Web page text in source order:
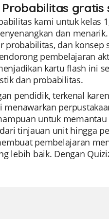
gratis
kami untuk kelas
dan
dan konsep
pembelajaran
kartu flash ini
dan probabilitas.
pendidik, terkenal
untuk
tinjauan unit hingga
pembelajaran
lebih baik. Dengan